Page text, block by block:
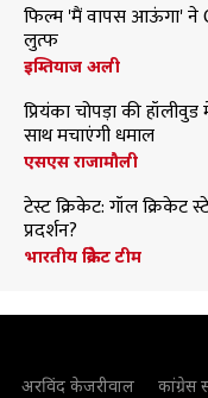
फिल्म 'मैं वापस आऊंगा' ने
लुत्फ
इम्तियाज अली
प्रियंका चोपड़ा की
साथ मचाएंगी धमाल
एसएस राजामौली
टेस्ट क्रिकेट: गॉल क्रिकेट
प्रदर्शन?
भारतीय क्रिकेट टीम
अरविंद केजरीवाल कांग्रेस